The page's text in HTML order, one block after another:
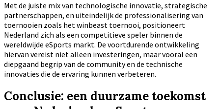
Met de juiste mix van technologische innovatie, strategische
partnerschappen, en uiteindelijk de professionalisering van
toernooien zoals het winbeast toernooi, positioneert
Nederland zich als een competitieve speler binnen de
wereldwijde eSports markt. De voortdurende ontwikkeling
hiervan vereist niet alleen investeringen, maar vooral een
diepgaand begrip van de community en de technische
innovaties die de ervaring kunnen verbeteren.
Conclusie: een duurzame toekomst